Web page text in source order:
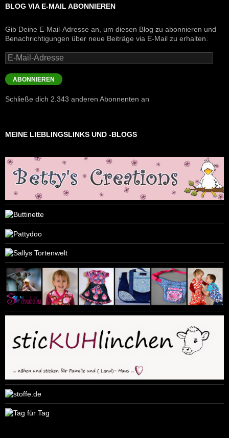
BLOG VIA E-MAIL ABONNIEREN
Gib Deine E-Mail-Adresse an, um diesen Blog zu abonnieren und
Benachrichtigungen über neue Beiträge via E-Mail zu erhalten.
E-
Mail-
Adresse
ABONNIEREN
Schließe dich 2.343 anderen Abonnenten an
MEINE LIEBLINGSLINKS UND -BLOGS